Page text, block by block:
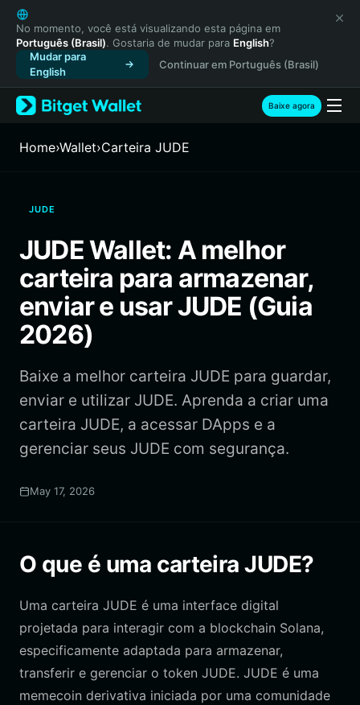
English
日本語
Tiếng Việt
Русский
Español (Latinoamérica)
Türkçe
Français
繁體中文
Bahasa Indonesia
ภาษาไทย
हिन्दी
Español
Português (Brasil)
No momento, você está visualizando esta página em
Português (Brasil). Gostaria de mudar para English?
Mudar para
English
Continuar em Português (Brasil)
Baixe agora
Home›Wallet›Carteira JUDE
JUDE
JUDE Wallet: A melhor
carteira para armazenar,
enviar e usar JUDE (Guia
2026)
Baixe a melhor carteira JUDE para guardar,
enviar e utilizar JUDE. Aprenda a criar uma
carteira JUDE, a acessar DApps e a
gerenciar seus JUDE com segurança.
May 17, 2026
O que é uma carteira JUDE?
Uma carteira JUDE é uma interface digital
projetada para interagir com a blockchain Solana,
especificamente adaptada para armazenar,
transferir e gerenciar o token JUDE. JUDE é uma
memecoin derivativa iniciada por uma comunidade